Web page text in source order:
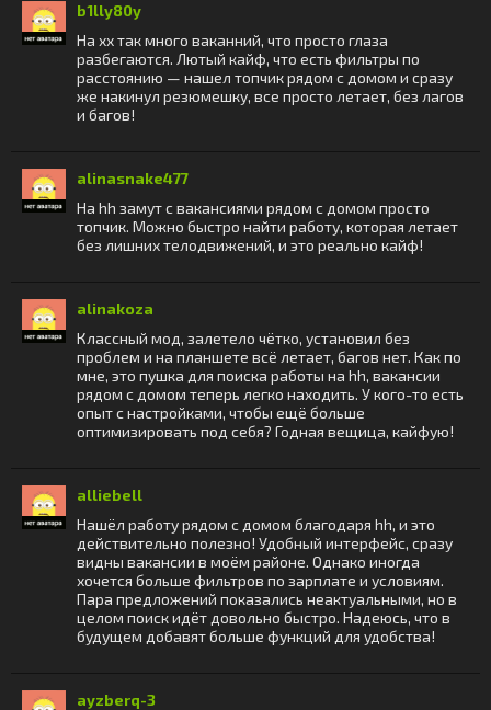
b1lly80y
На хх так много ваканний, что просто глаза
разбегаются. Лютый кайф, что есть фильтры по
расстоянию — нашел топчик рядом с домом и сразу
же накинул резюмешку, все просто летает, без лагов
и багов!
alinasnake477
На hh замут с вакансиями рядом с домом просто
топчик. Можно быстро найти работу, которая летает
без лишних телодвижений, и это реально кайф!
alinakoza
Классный мод, залетело чётко, установил без
проблем и на планшете всё летает, багов нет. Как по
мне, это пушка для поиска работы на hh, вакансии
рядом с домом теперь легко находить. У кого-то есть
опыт с настройками, чтобы ещё больше
оптимизировать под себя? Годная вещица, кайфую!
alliebell
Нашёл работу рядом с домом благодаря hh, и это
действительно полезно! Удобный интерфейс, сразу
видны вакансии в моём районе. Однако иногда
хочется больше фильтров по зарплате и условиям.
Пара предложений показались неактуальными, но в
целом поиск идёт довольно быстро. Надеюсь, что в
будущем добавят больше функций для удобства!
ayzberq-3